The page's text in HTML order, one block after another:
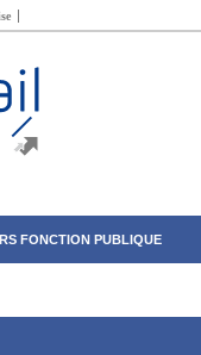
FONCTION PUBLIQUE